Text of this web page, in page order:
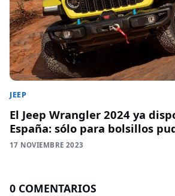
JEEP
El Jeep Wrangler 2024 ya
España: sólo para bolsillos
17 NOVIEMBRE 2023
0 COMENTARIOS